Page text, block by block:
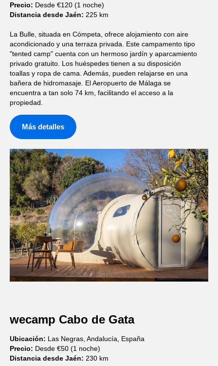
Precio: Desde €120 (1 noche)
Distancia desde Jaén: 225 km
La Bulle, situada en Cómpeta, ofrece alojamiento con aire
acondicionado y una terraza privada. Este campamento tipo
"tented camp" cuenta con un hermoso jardín y aparcamiento
privado gratuito. Los huéspedes tienen a su disposición
toallas y ropa de cama. Además, pueden relajarse en una
bañera de hidromasaje. El Aeropuerto de Málaga se
encuentra a tan solo 74 km, facilitando el acceso a la
propiedad.
Más detalles
wecamp Cabo de Gata
Ubicación: Las Negras, Andalucía, España
Precio: Desde €50 (1 noche)
Distancia desde Jaén: 230 km